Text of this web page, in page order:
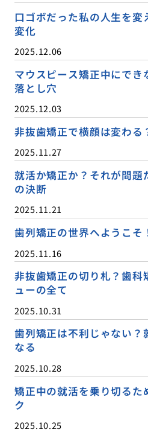
口ゴボだった私の人生を変
変化
2025.12.06
マウスピース矯正中にでき
落とし穴
2025.12.03
非抜歯矯正で横顔は変わる
2025.11.27
就活か矯正か？それが問題
の決断
2025.11.21
歯列矯正の世界へようこそ
2025.11.16
非抜歯矯正の切り札？歯科
ューの全て
2025.10.31
歯列矯正は不利じゃない？
なる
2025.10.28
矯正中の就活を乗り切るた
ク
2025.10.25